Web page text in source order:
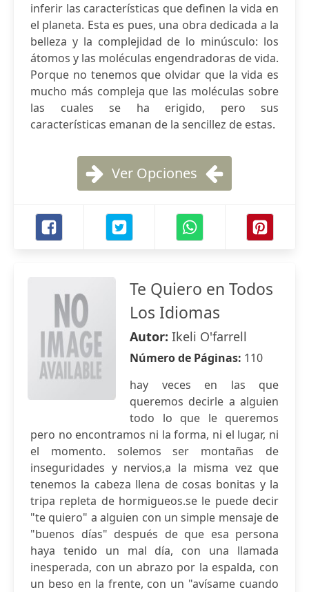
inferir las características que definen la vida en
el planeta. Esta es pues, una obra dedicada a la
belleza y la complejidad de lo minúsculo: los
átomos y las moléculas engendradoras de vida.
Porque no tenemos que olvidar que la vida es
mucho más compleja que las moléculas sobre
las cuales se ha erigido, pero sus
características emanan de la sencillez de estas.
Ver Opciones
Te Quiero en Todos
Los Idiomas
Autor: Ikeli O'farrell
Número de Páginas: 110
hay veces en las que
queremos decirle a alguien
todo lo que le queremos
pero no encontramos ni la forma, ni el lugar, ni
el momento. solemos ser montañas de
inseguridades y nervios,a la misma vez que
tenemos la cabeza llena de cosas bonitas y la
tripa repleta de hormigueos.se le puede decir
"te quiero" a alguien con un simple mensaje de
"buenos días" después de que esa persona
haya tenido un mal día, con una llamada
inesperada, con un abrazo por la espalda, con
un beso en la frente, con un "avísame cuando